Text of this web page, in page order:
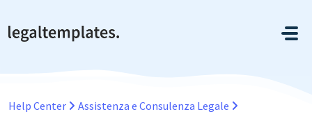
Help Center
Assistenza e Consulenza Legale